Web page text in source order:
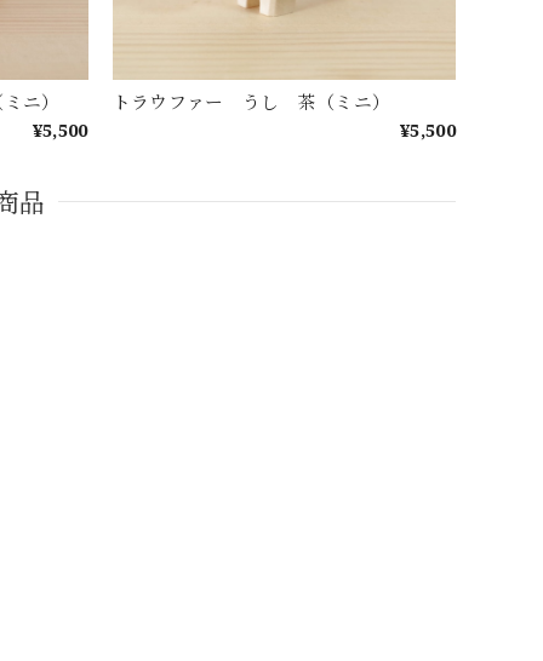
ニ）
¥5,500
トラウファー うし 茶（ミニ）
¥5,500
品